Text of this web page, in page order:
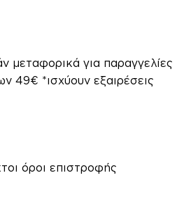
μεταφορικά για παραγγελίες
49€ *ισχύουν εξαιρέσεις
όροι επιστροφής